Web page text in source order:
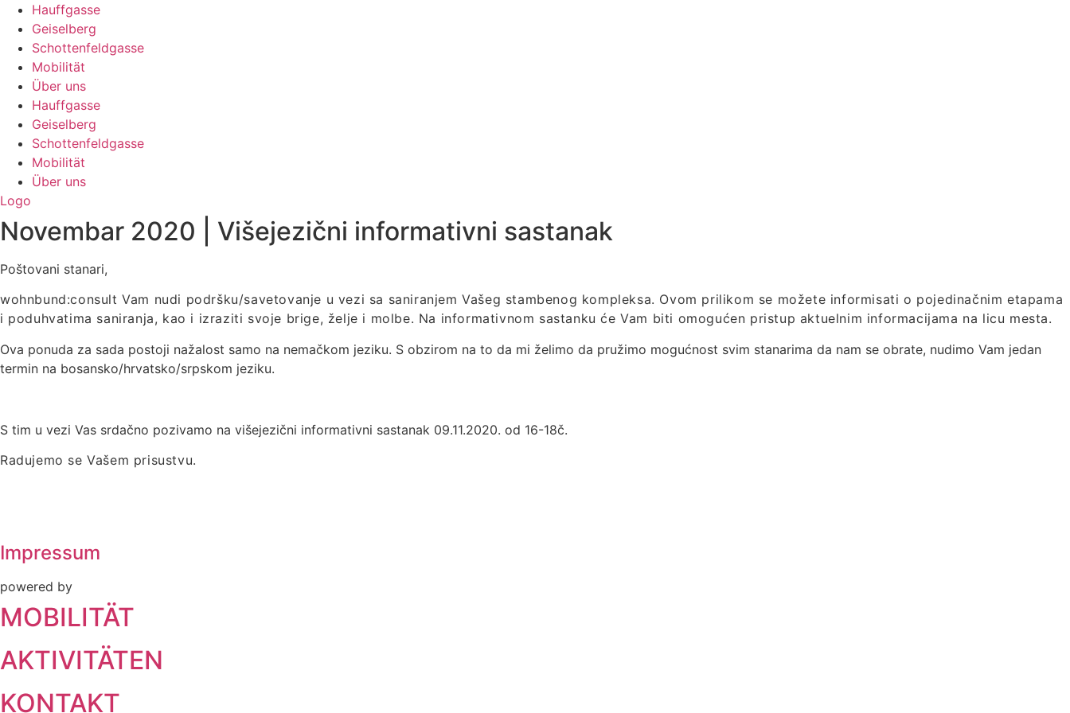
Hauffgasse
Geiselberg
Schottenfeldgasse
Mobilität
Über uns
Hauffgasse
Geiselberg
Schottenfeldgasse
Mobilität
Über uns
Logo
Novembar 2020 | Višejezični informativni sastanak
Poštovani stanari,
wohnbund:consult Vam nudi podršku/savetovanje u vezi sa saniranjem Vašeg stambenog kompleksa. Ovom prilikom se možete informisati o pojedinačnim etapama
i poduhvatima saniranja, kao i izraziti svoje brige, želje i molbe. Na informativnom sastanku će Vam biti omogućen pristup aktuelnim informacijama na licu mesta.
Ova ponuda za sada postoji nažalost samo na nemačkom jeziku. S obzirom na to da mi želimo da pružimo mogućnost svim stanarima da nam se obrate, nudimo Vam jedan
termin na bosansko/hrvatsko/srpskom jeziku.
S tim u vezi Vas srdačno pozivamo na višejezični informativni sastanak 09.11.2020. od 16-18č.
Radujemo se Vašem prisustvu.
Impressum
powered by
MOBILITÄT
AKTIVITÄTEN
KONTAKT